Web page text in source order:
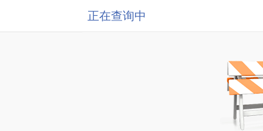
正在查询中